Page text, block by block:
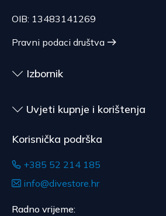
nije pogodna za vraćanje, ako je
OIB: 13483141269
Pravni podaci društva
Izbornik
Uvjeti kupnje i korištenja
Korisnička podrška
+385 52 214 185
info@divestore.hr
Radno vrijeme: